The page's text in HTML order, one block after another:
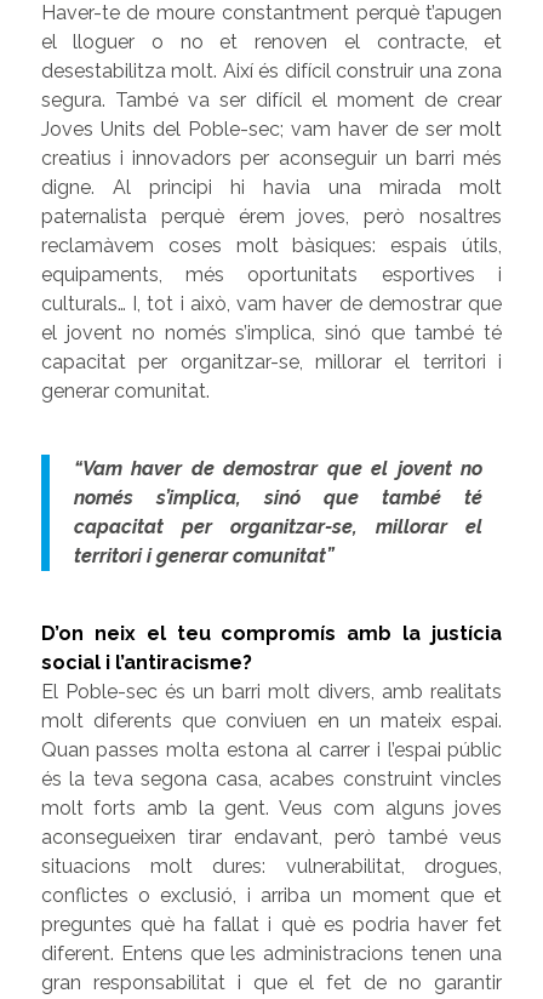
Haver-te de moure constantment perquè t’apugen
el lloguer o no et renoven el contracte, et
desestabilitza molt. Així és difícil construir una zona
segura. També va ser difícil el moment de crear
Joves Units del Poble-sec; vam haver de ser molt
creatius i innovadors per aconseguir un barri més
digne. Al principi hi havia una mirada molt
paternalista perquè érem joves, però nosaltres
reclamàvem coses molt bàsiques: espais útils,
equipaments, més oportunitats esportives i
culturals… I, tot i això, vam haver de demostrar que
el jovent no només s’implica, sinó que també té
capacitat per organitzar-se, millorar el territori i
generar comunitat.
“Vam haver de demostrar que el jovent no
només s’implica, sinó que també té
capacitat per organitzar-se, millorar el
territori i generar comunitat”
D’on neix el teu compromís amb la justícia
social i l’antiracisme?
El Poble-sec és un barri molt divers, amb realitats
molt diferents que conviuen en un mateix espai.
Quan passes molta estona al carrer i l’espai públic
és la teva segona casa, acabes construint vincles
molt forts amb la gent. Veus com alguns joves
aconsegueixen tirar endavant, però també veus
situacions molt dures: vulnerabilitat, drogues,
conflictes o exclusió, i arriba un moment que et
preguntes què ha fallat i què es podria haver fet
diferent. Entens que les administracions tenen una
gran responsabilitat i que el fet de no garantir